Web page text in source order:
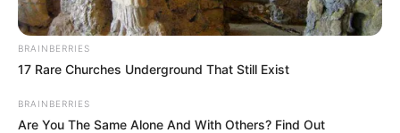
Découvrez le résumé complet d’Un si grand
soleil en avance avec l’épisode 1927 du jeudi
21 mai 2026 de France 3. Becker (Yvon Back)
effondré face à Claudine : « Le silence a tout
détruit ».
BRAINBERRIES
17 Rare Churches Underground That Still Exist
BRAINBERRIES
Are You The Same Alone And With Others? Find Out